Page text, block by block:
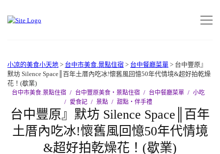
小凉的美食小天地 > 台中市美食.景點住宿 > 台中餐廳菜單 > 台中豐原』
默坊 Silence Space║百年土厝內吃冰!懷舊風回憶50年代情境&超好拍乾燥
花！(歇業)
台中市美食.景點住宿 台中豐原美食‧景點住宿 台中餐廳菜單
小吃
愛食記
景點 甜點‧伴手禮
台中豐原』默坊 Silence Space║百年
土厝內吃冰!懷舊風回憶50年代情境
&超好拍乾燥花！(歇業)